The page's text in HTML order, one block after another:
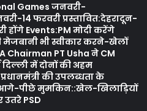
Games जनवरी-
14 फरवरी प्रस्तावित:देहरादून-
होंगे Events:PM मोदी करेंगे
मेजबानी भी स्वीकार करने-खेलों
Chairman PT Usha ने CM
में दोनों की अहम
की उपलब्धता के
आगे-पीछे मुमकिन::खेल-खिलाड़ियों
उतरे PSD